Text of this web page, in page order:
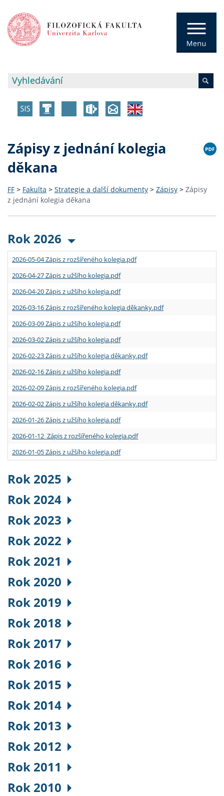
Zápisy z jednání kolegia
děkana
FF > Fakulta > Strategie a další dokumenty > Zápisy > Zápisy
z jednání kolegia děkana
Rok 2026
2026-05-04 Zápis z rozšířeného kolegia.pdf
2026-04-27 Zápis z užšího kolegia.pdf
2026-04-20 Zápis z užšího kolegia.pdf
2026-03-16 Zápis z rozšířeného kolegia děkanky.pdf
2026-03-09 Zápis z užšího kolegia.pdf
2026-03-02 Zápis z užšího kolegia.pdf
2026-02-23 Zápis z užšího kolegia děkanky.pdf
2026-02-16 Zápis z užšího kolegia.pdf
2026-02-09 Zápis z rozšířeného kolegia.pdf
2026-02-02 Zápis z užšího kolegia děkanky.pdf
2026-01-26 Zápis z užšího kolegia.pdf
2026-01-12 Zápis z rozšířeného kolegia.pdf
2026-01-05 Zápis z užšího kolegia.pdf
Rok 2025
Rok 2024
Rok 2023
Rok 2022
Rok 2021
Rok 2020
Rok 2019
Rok 2018
Rok 2017
Rok 2016
Rok 2015
Rok 2014
Rok 2013
Rok 2012
Rok 2011
Rok 2010